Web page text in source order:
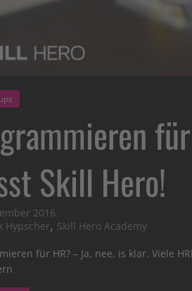
Skill Hero!
2016
Hypscher, Skill Hero Academy
für HR? – Ja, nee, is klar. Viele